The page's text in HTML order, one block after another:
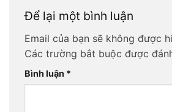
Để lại một bình luận
Email của bạn sẽ không được
Các trường bắt buộc được
Bình luận *